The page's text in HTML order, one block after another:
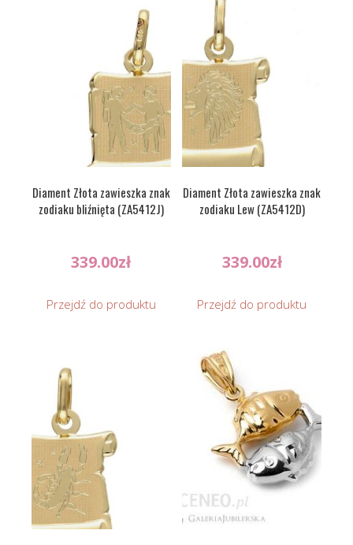
Diament Złota zawieszka znak
zodiaku bliźnięta (ZA5412J)
339.00zł
Przejdź do produktu
Diament Złota zawieszka znak
zodiaku Lew (ZA5412D)
339.00zł
Przejdź do produktu